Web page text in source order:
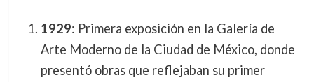
1929: Primera exposición en la Galería de
Arte Moderno de la Ciudad de México, donde
presentó obras que reflejaban su primer